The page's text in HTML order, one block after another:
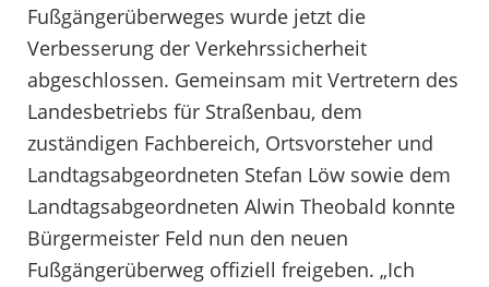
Fußgängerüberweges wurde jetzt die
Verbesserung der Verkehrssicherheit
abgeschlossen. Gemeinsam mit Vertretern des
Landesbetriebs für Straßenbau, dem
zuständigen Fachbereich, Ortsvorsteher und
Landtagsabgeordneten Stefan Löw sowie dem
Landtagsabgeordneten Alwin Theobald konnte
Bürgermeister Feld nun den neuen
Fußgängerüberweg offiziell freigeben. „Ich